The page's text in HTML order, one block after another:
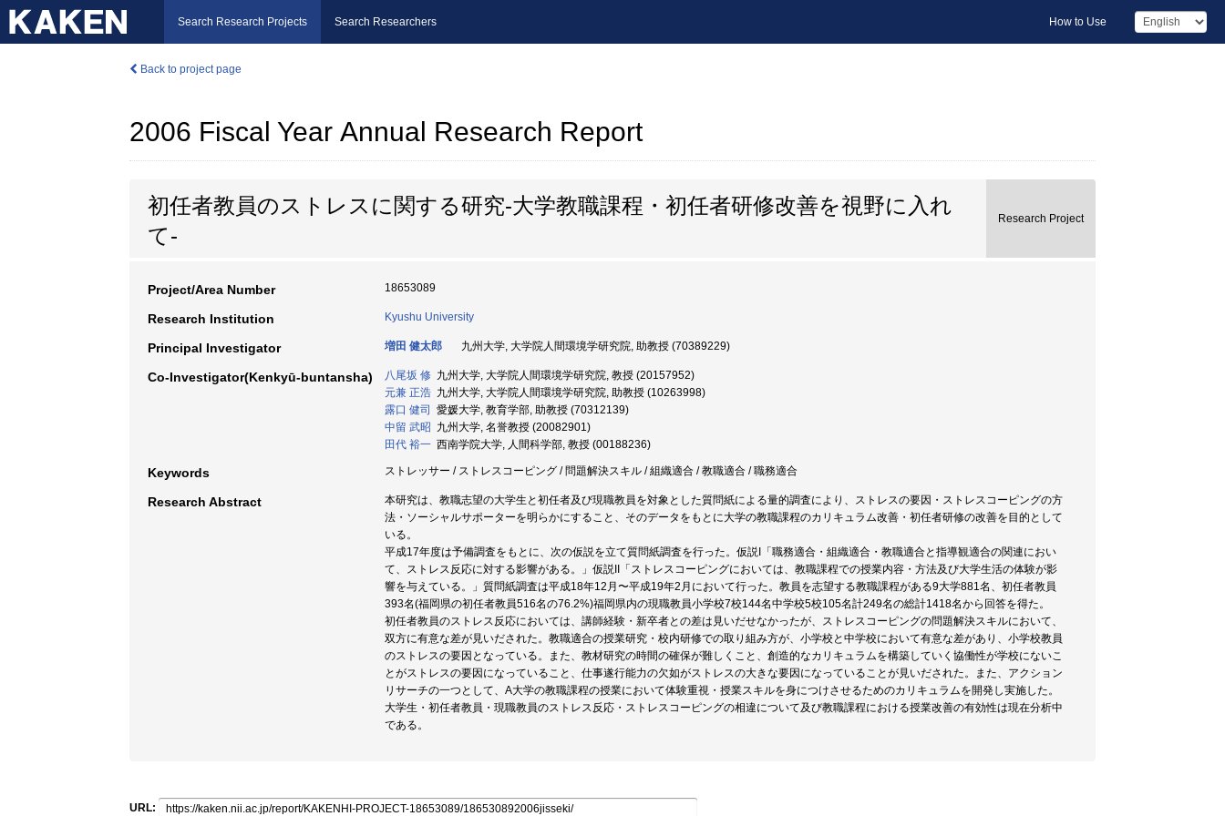
Search Research Projects Search Researchers How to Use
Back to project page
2006 Fiscal Year Annual Research Report
初任者教員のストレスに関する研究-大学教職課程・初任者研修改善を視野に入れ
て-
Research Project
Project/Area Number 18653089
Research Institution Kyushu University
Principal Investigator 増田 健太郎 九州大学, 大学院人間環境学研究院, 助教授 (70389229)
Co-Investigator(Kenkyū-buntansha) 八尾坂 修 九州大学, 大学院人間環境学研究院, 教授 (20157952)
元兼 正浩 九州大学, 大学院人間環境学研究院, 助教授 (10263998)
露口 健司
愛媛大学, 教育学部, 助教授 (70312139)
中留 武昭 九州大学, 名誉教授 (20082901)
田代 裕一 西南学院大学, 人間科学部, 教授 (00188236)
Keywords ストレッサー / ストレスコーピング / 問題解決スキル / 組織適合 / 教職適合 / 職務適合
Research Abstract
本研究は、教職志望の大学生と初任者及び現職教員を対象とした質問紙による量的調査により、ストレスの要因・ストレスコーピングの方
法・ソーシャルサポーターを明らかにすること、そのデータをもとに大学の教職課程のカリキュラム改善・初任者研修の改善を目的として
いる。
平成17年度は予備調査をもとに、次の仮説を立て質問紙調査を行った。仮説I「職務適合・組織適合・教職適合と指導観適合の関連におい
て、ストレス反応に対する影響がある。」仮説II「ストレスコーピングにおいては、教職課程での授業内容・方法及び大学生活の体験が影
響を与えている。」質問紙調査は平成18年12月〜平成19年2月において行った。教員を志望する教職課程がある9大学881名、初任者教員
393名(福岡県の初任者教員516名の76.2%)福岡県内の現職教員小学校7校144名中学校5校105名計249名の総計1418名から回答を得た。
初任者教員のストレス反応においては、講師経験・新卒者との差は見いだせなかったが、ストレスコーピングの問題解決スキルにおいて、
双方に有意な差が見いだされた。教職適合の授業研究・校内研修での取り組み方が、小学校と中学校において有意な差があり、小学校教員
のストレスの要因となっている。また、教材研究の時間の確保が難しくこと、創造的なカリキュラムを構築していく協働性が学校にないこ
とがストレスの要因になっていること、仕事遂行能力の欠如がストレスの大きな要因になっていることが見いだされた。また、アクション
リサーチの一つとして、A大学の教職課程の授業において体験重視・授業スキルを身につけさせるためのカリキュラムを開発し実施した。
大学生・初任者教員・現職教員のストレス反応・ストレスコーピングの相違について及び教職課程における授業改善の有効性は現在分析中
である。
URL: